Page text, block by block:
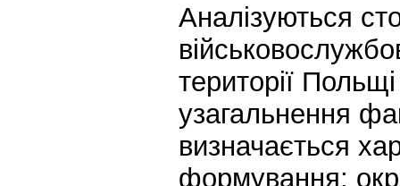
Аналізуються
території
узагальнення
визначається
формування;